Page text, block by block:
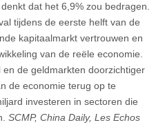
dat het 6,9% zou bedragen.
tijdens de eerste helft van de
kapitaalmarkt vertrouwen en
van de reële economie.
de geldmarkten doorzichtiger
de economie terug op te
investeren in sectoren die
SCMP, China Daily, Les Echos